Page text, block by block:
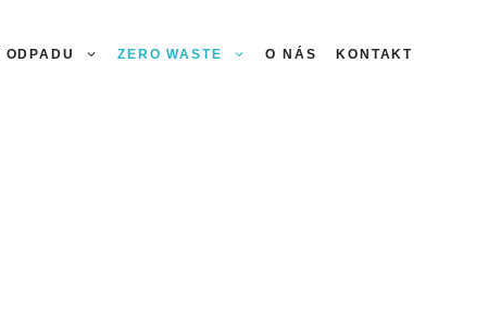
ZERO WASTE O NÁS KONTAKT